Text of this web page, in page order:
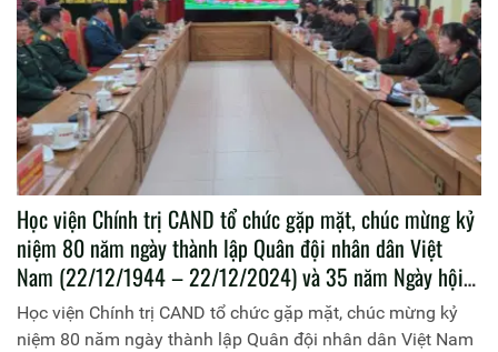
Học viện Chính trị CAND tổ chức gặp mặt, chúc mừng kỷ
niệm 80 năm ngày thành lập Quân đội nhân dân Việt
Nam (22/12/1944 – 22/12/2024) và 35 năm Ngày hội
Quốc phòng toàn dân (22/12/1989 – 22/12/2024) các
Nhà trường, đơn vị quân đội
Học viện Chính trị CAND tổ chức gặp mặt, chúc mừng kỷ
niệm 80 năm ngày thành lập Quân đội nhân dân Việt Nam